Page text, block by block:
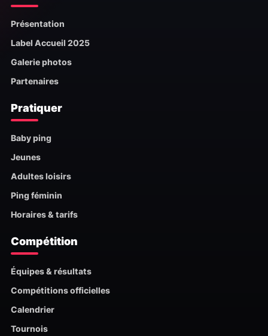
Présentation
Label Accueil 2025
Galerie photos
Partenaires
Pratiquer
Baby ping
Jeunes
Adultes loisirs
Ping féminin
Horaires & tarifs
Compétition
Équipes & résultats
Compétitions officielles
Calendrier
Tournois